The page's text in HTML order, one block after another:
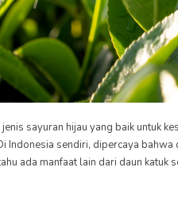
sayuran hijau yang baik untuk
Indonesia sendiri, dipercaya
ada manfaat lain dari daun katuk